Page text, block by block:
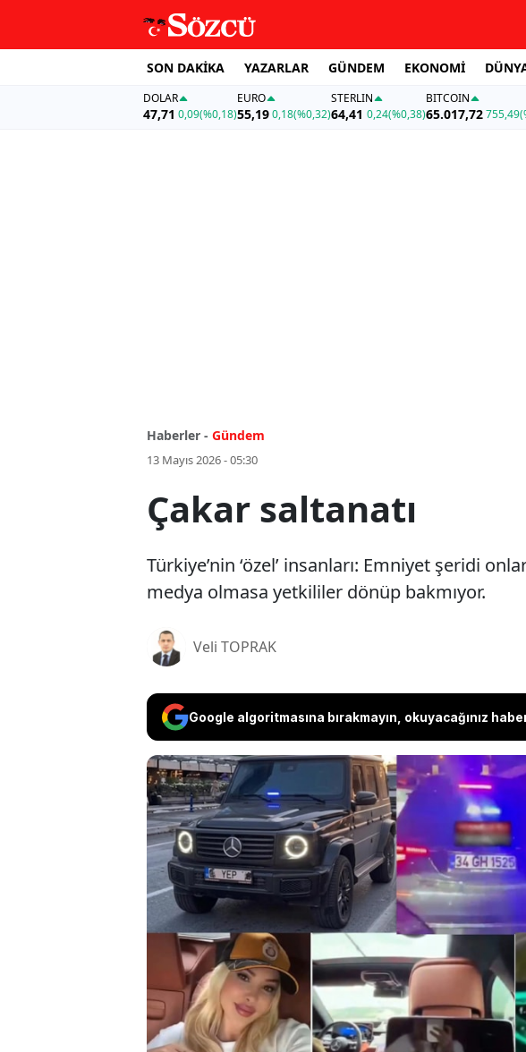
SON DAKİKA YAZARLAR GÜNDEM EKONOMİ
DOLAR
47,71 0,09(%0,18)
EURO
55,19 0,18(%0,32)
STERLIN
64,41 0,24(%0,38)
BITCOIN
65.017,72755,49
Haberler - Gündem
13 Mayıs 2026 - 05:30
Çakar saltanatı
Türkiye’nin ‘özel’ insanları: Emniyet şeridi
medya olmasa yetkililer dönüp bakmıyor.
Veli TOPRAK
Google algoritmasına bırakmayın, okuyacağınız
Türkiye’nin ‘özel’
polis durdurmuyor.
medya olmasa